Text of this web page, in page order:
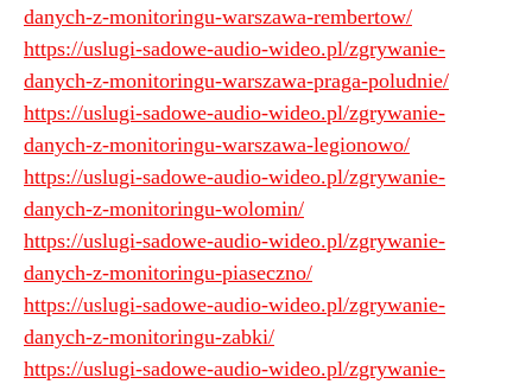
danych-z-monitoringu-warszawa-rembertow/
https://uslugi-sadowe-audio-wideo.pl/zgrywanie-
danych-z-monitoringu-warszawa-praga-poludnie/
https://uslugi-sadowe-audio-wideo.pl/zgrywanie-
danych-z-monitoringu-warszawa-legionowo/
https://uslugi-sadowe-audio-wideo.pl/zgrywanie-
danych-z-monitoringu-wolomin/
https://uslugi-sadowe-audio-wideo.pl/zgrywanie-
danych-z-monitoringu-piaseczno/
https://uslugi-sadowe-audio-wideo.pl/zgrywanie-
danych-z-monitoringu-zabki/
https://uslugi-sadowe-audio-wideo.pl/zgrywanie-